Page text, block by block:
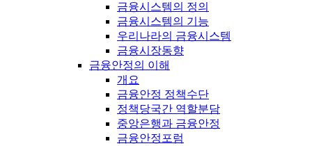
금융시스템의 정의
금융시스템의 기능
우리나라의 금융시스템
금융시장동향
금융안정의 이해
개요
금융안정 정책수단
정책당국간 역할분담
중앙은행과 금융안정
금융안정포럼